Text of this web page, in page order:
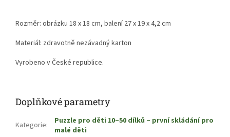
Rozměr: obrázku 18 x 18 cm, balení 27 x 19 x 4,2 cm
Materiál: zdravotně nezávadný karton
Vyrobeno v České republice.
Doplňkové parametry
Kategorie:
Puzzle pro děti 10–50 dílků – první skládání pro
malé děti